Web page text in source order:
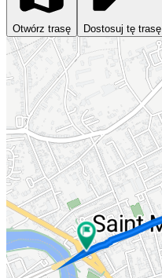
Otwórz trasę Dostosuj tę trasę